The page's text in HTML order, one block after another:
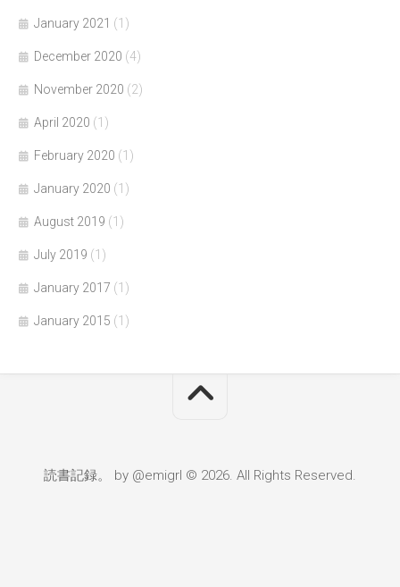
January 2021 (1)
December 2020 (4)
November 2020 (2)
April 2020 (1)
February 2020 (1)
January 2020 (1)
August 2019 (1)
July 2019 (1)
January 2017 (1)
January 2015 (1)
読書記録。 by @emigrl © 2026. All Rights Reserved.